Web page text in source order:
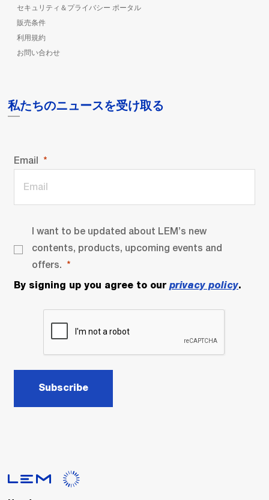
セキュリティ＆プライバシー ポータル
販売条件
利用規約
お問い合わせ
私たちのニュースを受け取る
Email
I want to be updated about LEM’s new
contents, products, upcoming events and
offers.
By signing up you agree to our privacy policy.
Subscribe